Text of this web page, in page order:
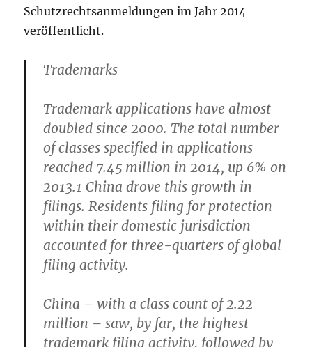
Schutzrechtsanmeldungen im Jahr 2014
veröffentlicht.
Trademarks
Trademark applications have almost
doubled since 2000. The total number
of classes specified in applications
reached 7.45 million in 2014, up 6% on
2013.1 China drove this growth in
filings. Residents filing for protection
within their domestic jurisdiction
accounted for three-quarters of global
filing activity.
China – with a class count of 2.22
million – saw, by far, the highest
trademark filing activity, followed by